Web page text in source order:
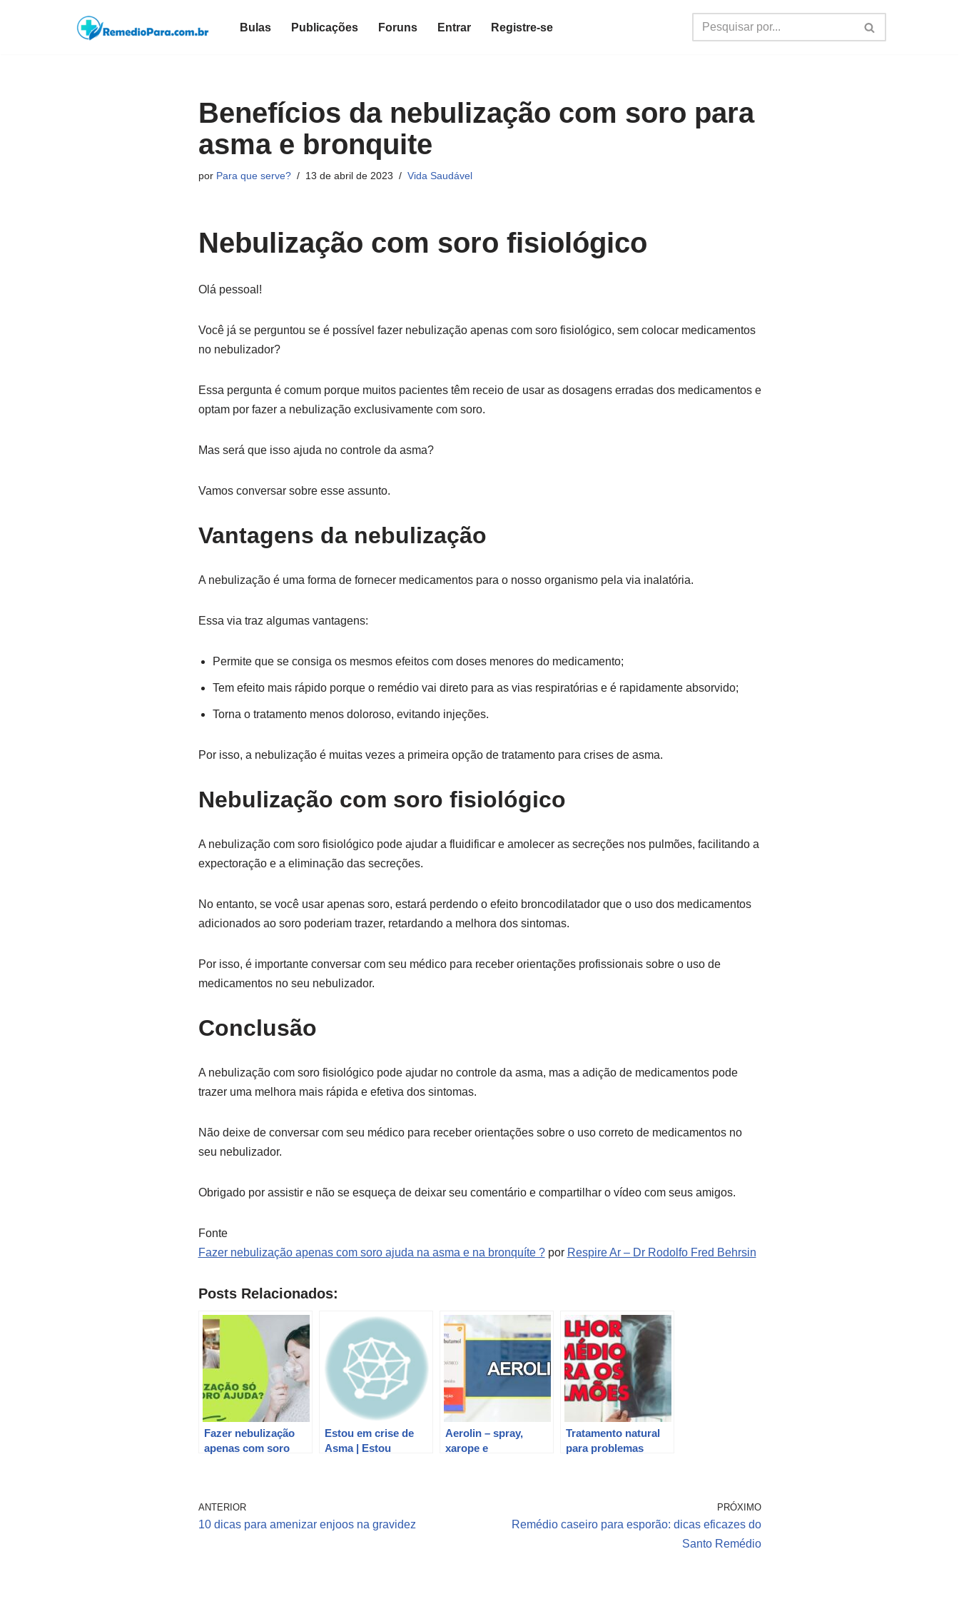
Bulas Publicações Foruns Entrar Registre-se
Benefícios da nebulização com soro para
asma e bronquite
por Para que serve? 13 de abril de 2023 Vida Saudável
Nebulização com soro fisiológico
Olá pessoal!
Você já se perguntou se é possível fazer nebulização apenas com soro fisiológico, sem colocar medicamentos
no nebulizador?
Essa pergunta é comum porque muitos pacientes têm receio de usar as dosagens erradas dos medicamentos e
optam por fazer a nebulização exclusivamente com soro.
Mas será que isso ajuda no controle da asma?
Vamos conversar sobre esse assunto.
Vantagens da nebulização
A nebulização é uma forma de fornecer medicamentos para o nosso organismo pela via inalatória.
Essa via traz algumas vantagens:
Permite que se consiga os mesmos efeitos com doses menores do medicamento;
Tem efeito mais rápido porque o remédio vai direto para as vias respiratórias e é rapidamente absorvido;
Torna o tratamento menos doloroso, evitando injeções.
Por isso, a nebulização é muitas vezes a primeira opção de tratamento para crises de asma.
Nebulização com soro fisiológico
A nebulização com soro fisiológico pode ajudar a fluidificar e amolecer as secreções nos pulmões, facilitando a
expectoração e a eliminação das secreções.
No entanto, se você usar apenas soro, estará perdendo o efeito broncodilatador que o uso dos medicamentos
adicionados ao soro poderiam trazer, retardando a melhora dos sintomas.
Por isso, é importante conversar com seu médico para receber orientações profissionais sobre o uso de
medicamentos no seu nebulizador.
Conclusão
A nebulização com soro fisiológico pode ajudar no controle da asma, mas a adição de medicamentos pode
trazer uma melhora mais rápida e efetiva dos sintomas.
Não deixe de conversar com seu médico para receber orientações sobre o uso correto de medicamentos no
seu nebulizador.
Obrigado por assistir e não se esqueça de deixar seu comentário e compartilhar o vídeo com seus amigos.
Fonte
Fazer nebulização apenas com soro ajuda na asma e na bronquíte ?por Respire Ar – Dr Rodolfo Fred Behrsin
Posts Relacionados:
Fazer nebulização
apenas com soro
Estou em crise de
Asma | Estou
Aerolin – spray,
xarope e
Tratamento natural
para problemas
ANTERIOR
10 dicas para amenizar enjoos na gravidez
PRÓXIMO
Remédio caseiro para esporão: dicas eficazes do
Santo Remédio